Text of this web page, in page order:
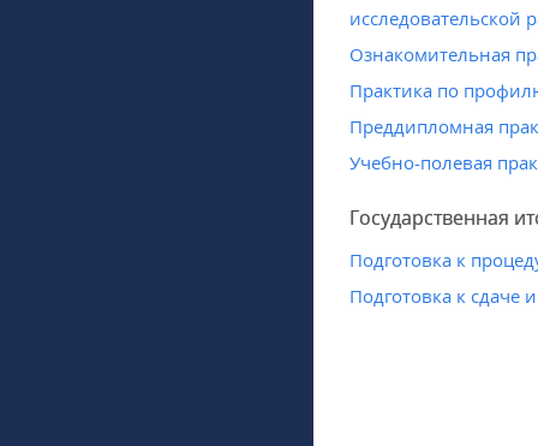
исследовательской
Ознакомительная
Практика по
Преддипломная
Учебно-полевая
Государственная
Подготовка к
Подготовка к сдаче